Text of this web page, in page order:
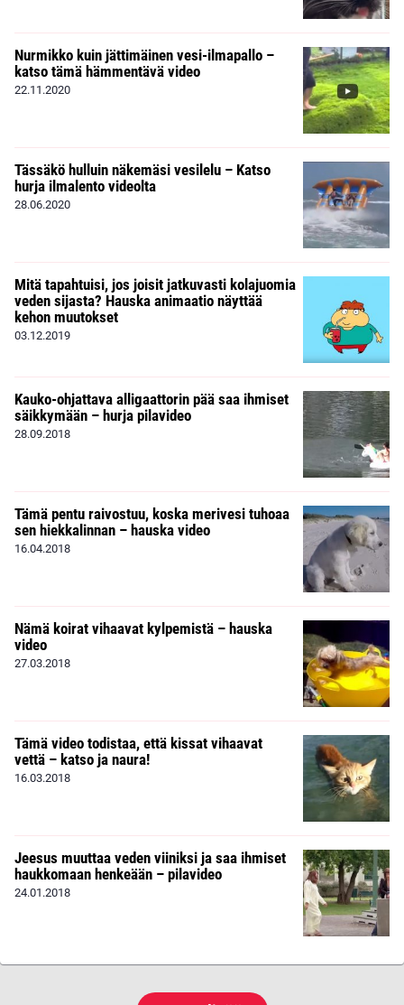
Nurmikko kuin jättimäinen vesi-ilmapallo –
katso tämä hämmentävä video
22.11.2020
Tässäkö hulluin näkemäsi vesilelu – Katso
hurja ilmalento videolta
28.06.2020
Mitä tapahtuisi, jos joisit jatkuvasti kolajuomia
veden sijasta? Hauska animaatio näyttää
kehon muutokset
03.12.2019
Kauko-ohjattava alligaattorin pää saa ihmiset
säikkymään – hurja pilavideo
28.09.2018
Tämä pentu raivostuu, koska merivesi tuhoaa
sen hiekkalinnan – hauska video
16.04.2018
Nämä koirat vihaavat kylpemistä – hauska
video
27.03.2018
Tämä video todistaa, että kissat vihaavat
vettä – katso ja naura!
16.03.2018
Jeesus muuttaa veden viiniksi ja saa ihmiset
haukkomaan henkeään – pilavideo
24.01.2018